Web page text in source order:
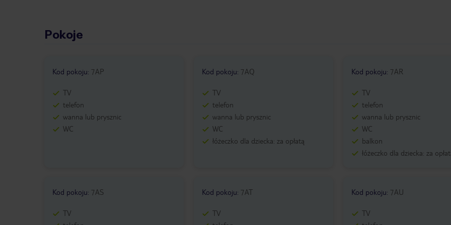
Pokoje
Kod pokoju: 7AP
TV
telefon
wanna lub prysznic
WC
Kod pokoju: 7AQ
TV
telefon
wanna lub prysznic
WC
łóżeczko dla dziecka: za opłatą
Kod pokoju: 7AR
TV
telefon
wanna lub prysznic
WC
balkon
łóżeczko dla dziecka: za
Kod pokoju: 7AS
TV
Kod pokoju: 7AT
TV
Kod pokoju: 7AU
TV